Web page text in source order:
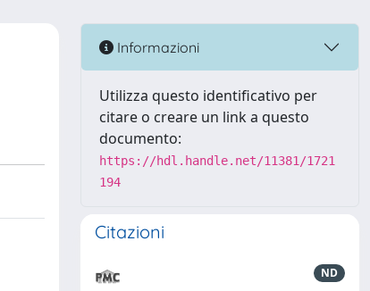
Informazioni
Utilizza questo identificativo per
citare o creare un link a questo
documento:
https://hdl.handle.net/11381/1721
194
Citazioni
ND